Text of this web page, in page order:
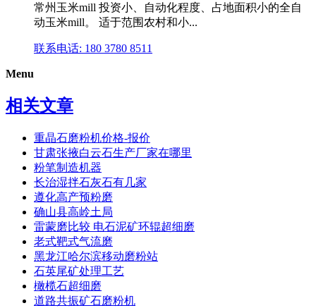
常州玉米mill 投资小、自动化程度、占地面积小的全自
动玉米mill。 适于范围农村和小...
联系电话: 180 3780 8511
Menu
相关文章
重晶石磨粉机价格-报价
甘肃张掖白云石生产厂家在哪里
粉笔制造机器
长治湿拌石灰石有几家
遵化高产预粉磨
确山县高岭土局
雷蒙磨比较 电石泥矿环辊超细磨
老式靶式气流磨
黑龙江哈尔滨移动磨粉站
石英尾矿处理工艺
橄榄石超细磨
道路共振矿石磨粉机